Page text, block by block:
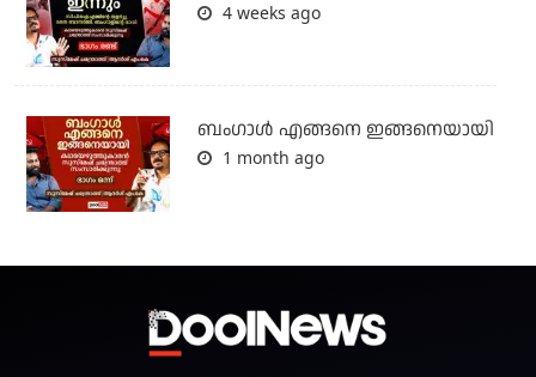
4 weeks ago
ബം​ഗാൾ എങ്ങനെ ഇങ്ങനെയായി
1 month ago